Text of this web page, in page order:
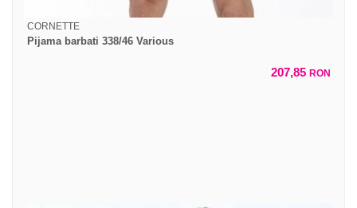
CORNETTE
Pijama barbati 338/46 Various
207,85 RON